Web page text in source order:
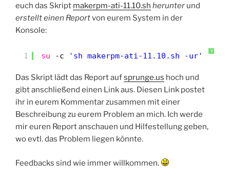
euch das Skript makerpm-ati-11.10.sh herunter und
erstellt einen Reportvon eurem System in der
Konsole:
?
1 su -c 'sh makerpm-ati-11.10.sh -ur'
Das Skript lädt das Report aufsprunge.us hoch und
gibt anschließend einen Link aus. Diesen Link postet
ihr in eurem Kommentar zusammen mit einer
Beschreibung zu eurem Problem an mich. Ich werde
mir euren Report anschauen und Hilfestellung geben,
wo evtl. das Problem liegen könnte.
Feedbacks sind wie immer willkommen.